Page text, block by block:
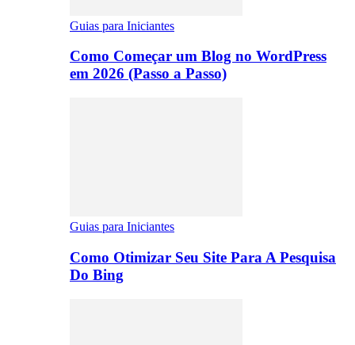
Guias para Iniciantes
Como Começar um Blog no WordPress
em 2026 (Passo a Passo)
Guias para Iniciantes
Como Otimizar Seu Site Para A Pesquisa
Do Bing